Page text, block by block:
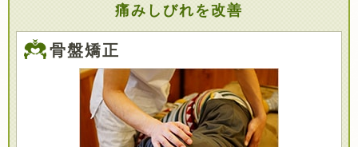
痛みしびれを改善
骨盤矯正